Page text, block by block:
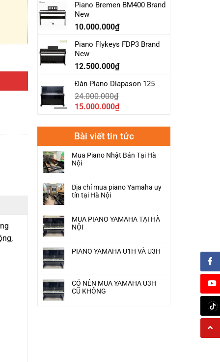
là:
39.000.000₫.
tại
36.000.000₫.
Piano Bremen BM400 Brand
New
10.000.000₫
Piano Flykeys FDP3 Brand
New
12.500.000₫
Đàn Piano Diapason 125
24.000.000₫
Giá
là:
24.000.000₫.
15.000.000₫Giá
tại
là:
15.000.000₫.
Bài viết tin tức
Mua Piano Nhật Bản Tại Hà
Nội
Địa chỉ mua piano Yamaha uy
tín tại Hà Nội
MUA PIANO YAMAHA TẠI HÀ
NỘI
PIANO YAMAHA U1H VÀ U3H
CÓ NÊN MUA YAMAHA U3H
CŨ KHÔNG